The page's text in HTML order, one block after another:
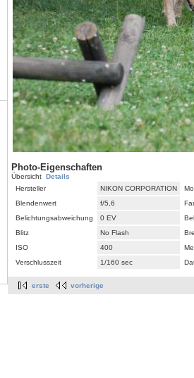
Photo-Eigenschaften
Übersicht Details
Hersteller
NIKON CORPORATION
Blendenwert
f/5,6
Belichtungsabweichung
0 EV
Blitz
No Flash
ISO
400
Verschlusszeit
1/160 sec
erste vorherige